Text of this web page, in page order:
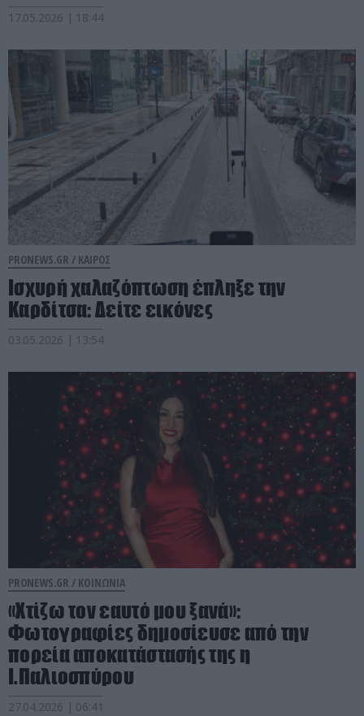
17.05.2026 | 18:44
PRONEWS.GR / ΚΑΙΡΟΣ
Ισχυρή χαλαζόπτωση έπληξε την
Καρδίτσα: Δείτε εικόνες
03.05.2026 | 13:54
PRONEWS.GR / ΚΟΙΝΩΝΙΑ
«Χτίζω τον εαυτό μου ξανά»:
Φωτογραφίες δημοσίευσε από την
πορεία αποκατάστασής της η
Ι.Παλιοσπύρου
27.04.2026 | 06:41